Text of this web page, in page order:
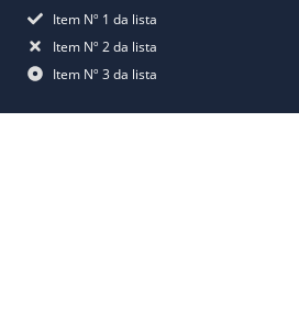
Item Nº 1 da lista
Item Nº 2 da lista
Item Nº 3 da lista